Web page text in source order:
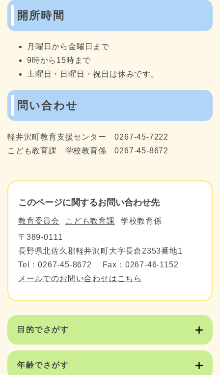
開所時間
月曜日から金曜日まで
9時から15時まで
土曜日・日曜日・祝日は休みです。
問い合わせ
軽井沢町教育支援センター 0267-45-7222
こども教育課 学校教育係 0267-45-8672
このページに関するお問い合わせ先
教育委員会 こども教育課
学校教育係
〒389-0111
長野県北佐久郡軽井沢町大字長倉2353番地1
Tel：0267-45-8672
Fax：0267-46-1152
メールでのお問い合わせはこちら
目的でさがす
年齢でさがす